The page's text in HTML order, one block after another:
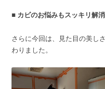
■ カビのお悩みもスッキリ解
さらに今回は、見た目の美し
わりました。